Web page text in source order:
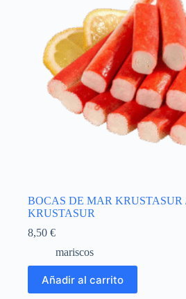
BOCAS DE MAR KRUSTASUR
KRUSTASUR
8,50 €
mariscos
Añadir al carrito